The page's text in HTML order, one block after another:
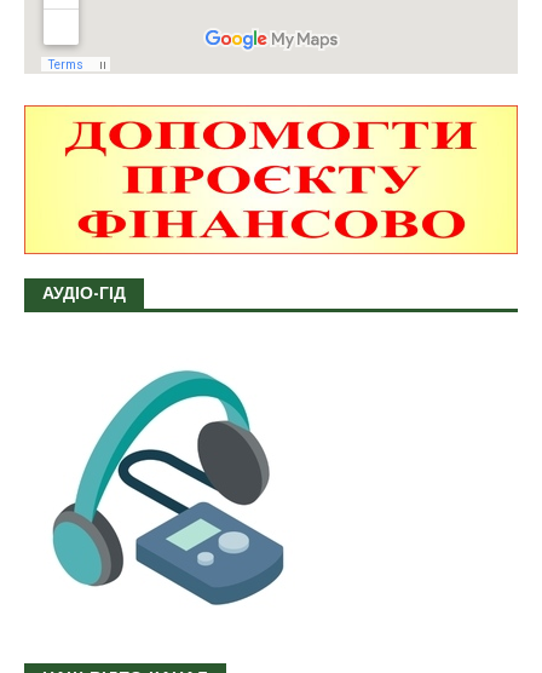
АУДІО-ГІД